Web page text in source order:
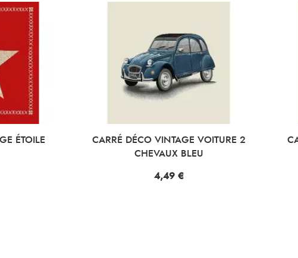
ÉTOILE
CARRÉ DÉCO VINTAGE VOITURE 2
CHEVAUX BLEU
Prix
4,49 €